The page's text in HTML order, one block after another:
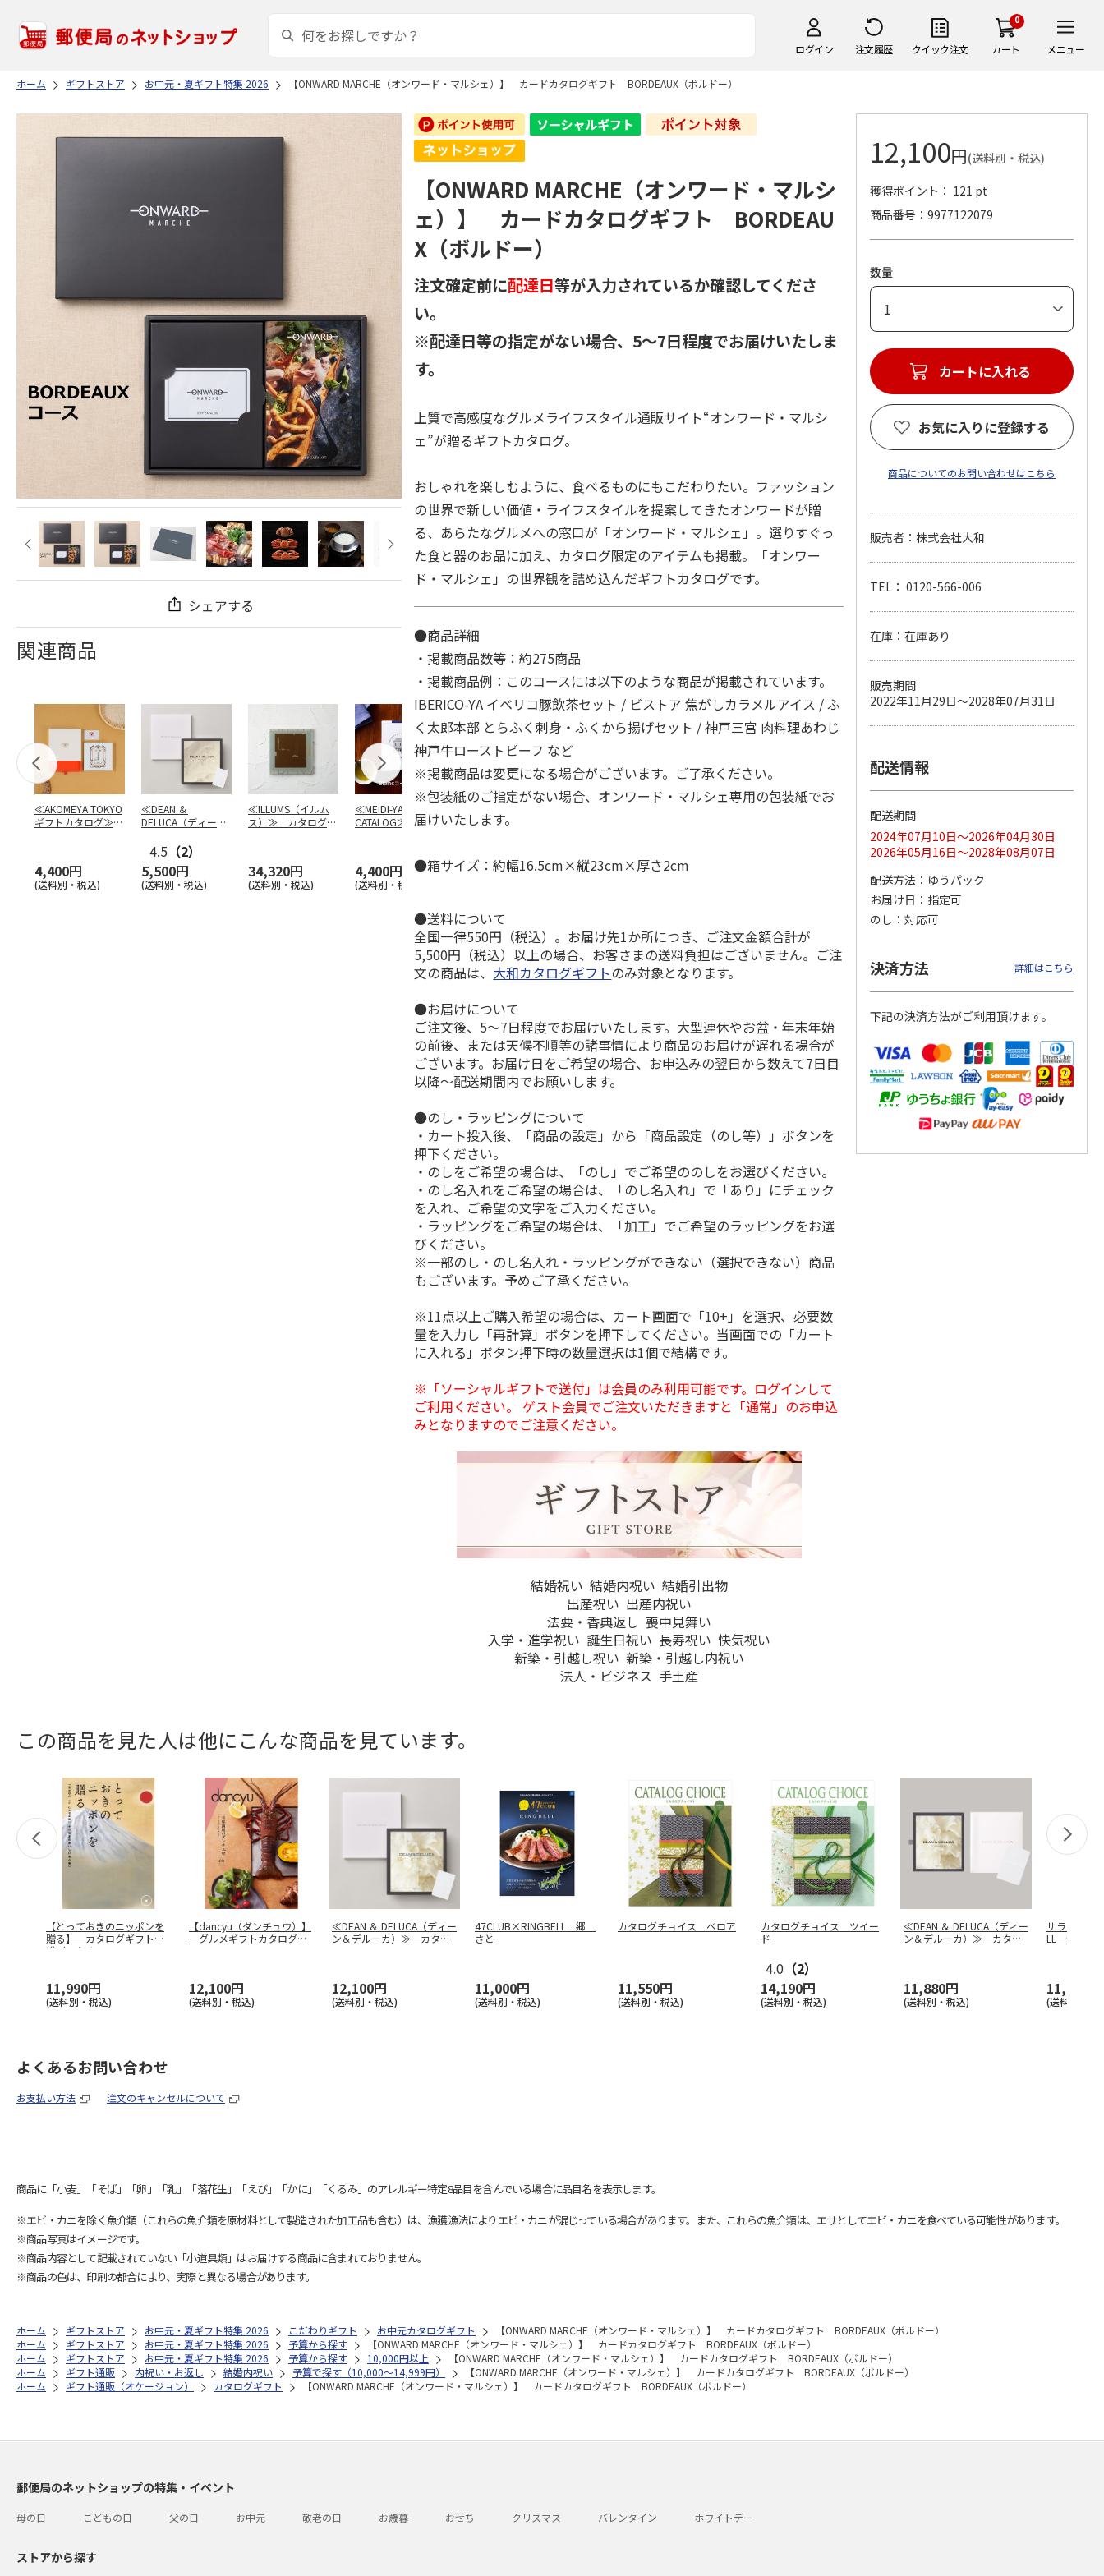
ログイン 注文履歴 クイック注文
0
カート メニュー
ホーム ギフトストア お中元・夏ギフト特集 2026 【ONWARD MARCHE（オンワード・マルシェ）】 カードカタログギフト BORDEAUX（ボルドー）
シェアする
関連商品
≪AKOMEYA TOKYO
ギフトカタログ≫
4,400円
(送料別・税込)
≪DEAN ＆
DELUCA（ディーン
…
4.5 （2）
5,500円
(送料別・税込)
≪ILLUMS（イルム
ス）≫ カタログギ
34,320円
(送料別・税込)
≪MEIDI-YA GIFT
CATALOG≫ Blanc…
4,400円
(送料別・税込)
ポンを贈る】 カタ
4,290円 60,500円 6,490円
≪Mistral(ミストラ
ル)≫ カードカタ
ログギフト ソ…
3,080円
(送料別・税込)
しずく
【ONWARD MARCHE（オンワード・マルシ
ェ）】 カードカタログギフト BORDEAU
X（ボルドー）
注文確定前に配達日等が入力されているか確認してくださ
い。
※配達日等の指定がない場合、5～7日程度でお届けいたしま
す。
上質で高感度なグルメライフスタイル通販サイト“オンワード・マルシ
ェ”が贈るギフトカタログ。
おしゃれを楽しむように、食べるものにもこだわりたい。ファッション
の世界で新しい価値・ライフスタイルを提案してきたオンワードが贈
る、あらたなグルメへの窓口が「オンワード・マルシェ」。選りすぐっ
た食と器のお品に加え、カタログ限定のアイテムも掲載。「オンワー
ド・マルシェ」の世界観を詰め込んだギフトカタログです。
●商品詳細
・掲載商品数等：約275商品
・掲載商品例：このコースには以下のような商品が掲載されています。
IBERICO-YA イベリコ豚飲茶セット / ビストア 焦がしカラメルアイス / ふ
く太郎本部 とらふく刺身・ふくから揚げセット / 神戸三宮 肉料理あわじ
神戸牛ローストビーフ など
※掲載商品は変更になる場合がございます。ご了承ください。
※包装紙のご指定がない場合、オンワード・マルシェ専用の包装紙でお
届けいたします。
●箱サイズ：約幅16.5cm×縦23cm×厚さ2cm
●送料について
全国一律550円（税込）。お届け先1か所につき、ご注文金額合計が
5,500円（税込）以上の場合、お客さまの送料負担はございません。ご注
文の商品は、 大和カタログギフトのみ対象となります。
●お届けについて
ご注文後、5～7日程度でお届けいたします。大型連休やお盆・年末年始
の前後、または天候不順等の諸事情により商品のお届けが遅れる場合が
ございます。お届け日をご希望の場合、お申込みの翌日から数えて7日目
以降～配送期間内でお願いします。
●のし・ラッピングについて
・カート投入後、「商品の設定」から「商品設定（のし等）」ボタンを
押下ください。
・のしをご希望の場合は、「のし」でご希望ののしをお選びください。
・のし名入れをご希望の場合は、「のし名入れ」で「あり」にチェック
を入れ、ご希望の文字をご入力ください。
・ラッピングをご希望の場合は、「加工」でご希望のラッピングをお選
びください。
※一部のし・のし名入れ・ラッピングができない（選択できない）商品
もございます。予めご了承ください。
※11点以上ご購入希望の場合は、カート画面で「10+」を選択、必要数
量を入力し「再計算」ボタンを押下してください。当画面での「カート
に入れる」ボタン押下時の数量選択は1個で結構です。
※「ソーシャルギフトで送付」は会員のみ利用可能です。ログインして
ご利用ください。 ゲスト会員でご注文いただきますと「通常」のお申込
みとなりますのでご注意ください。
結婚祝い 結婚内祝い 結婚引出物
出産祝い 出産内祝い
法要・香典返し 喪中見舞い
入学・進学祝い 誕生日祝い 長寿祝い 快気祝い
新築・引越し祝い 新築・引越し内祝い
法人・ビジネス 手土産
12,100円(送料別・税込)
獲得ポイント： 121 pt
商品番号
9977122079
数量
お気に入りに登録する
商品についてのお問い合わせはこちら
販売者：株式会社大和
TEL： 0120-566-006
在庫：在庫あり
販売期間
2022年11月29日～2028年07月31日
配送情報
配送期間
2024年07月10日～2026年04月30日
2026年05月16日～2028年08月07日
配送方法
ゆうパック
お届け日
指定可
のし
対応可
決済方法 詳細はこちら
下記の決済方法がご利用頂けます。
この商品を見た人は他にこんな商品を見ています。
【とっておきのニッポンを
贈る】 カタログギフト
維（つなぐ
11,990円
(送料別・税込)
【dancyu（ダンチュウ）】
グルメギフトカタログ C
12,100円
(送料別・税込)
≪DEAN ＆ DELUCA（ディー
ン＆デルーカ）≫ カタ…
12,100円
(送料別・税込)
47CLUB×RINGBELL 郷
さと
11,000円
(送料別・税込)
カタログチョイス ベロア
11,550円
(送料別・税込)
カタログチョイス ツイー
ド
4.0 （2）
14,190円
(送料別・税込)
≪DEAN ＆ DELUCA（ディー
ン＆デルーカ）≫ カタ…
11,880円
(送料別・税込)
サライの贈
LL 翡翠
11,990円
(送料別・税
よくあるお問い合わせ
お支払い方法 注文のキャンセルについて
商品に「小麦」「そば」「卵」「乳」「落花生」「えび」「かに」「くるみ」のアレルギー特定8品目を含んでいる場合に品目名を表示します。
※エビ・カニを除く魚介類（これらの魚介類を原材料として製造された加工品も含む）は、漁獲漁法によりエビ・カニが混じっている場合があります。また、これらの魚介類は、エサとしてエビ・カニを食べている可能性があります。
※商品写真はイメージです。
※商品内容として記載されていない「小道具類」はお届けする商品に含まれておりません。
※商品の色は、印刷の都合により、実際と異なる場合があります。
ホーム ギフトストア お中元・夏ギフト特集 2026 こだわりギフト お中元カタログギフト
【ONWARD MARCHE（オンワード・マルシェ）】 カードカタログギフト BORDEAUX（ボルドー）
ホーム
ギフトストア お中元・夏ギフト特集 2026 予算から探す
【ONWARD MARCHE（オンワード・マルシェ）】 カードカタログギフト BORDEAUX（ボルドー）
ホーム
ギフトストア お中元・夏ギフト特集 2026 予算から探す 10,000円以上
【ONWARD MARCHE（オンワード・マルシェ）】 カードカタログギフト BORDEAUX（ボルドー）
ホーム
ギフト通販 内祝い・お返し 結婚内祝い 予算で探す（10,000～14,999円）
【ONWARD MARCHE（オンワード・マルシェ）】 カードカタログギフト BORDEAUX（ボルドー）
ホーム
ギフト通販（オケージョン） カタログギフト 【ONWARD MARCHE（オンワード・マルシェ）】 カードカタログギフト BORDEAUX（ボルドー）
郵便局のネットショップの特集・イベント
母の日 こどもの日 父の日 お中元 敬老の日 お歳暮 おせち クリスマス バレンタイン ホワイトデー
ストアから探す